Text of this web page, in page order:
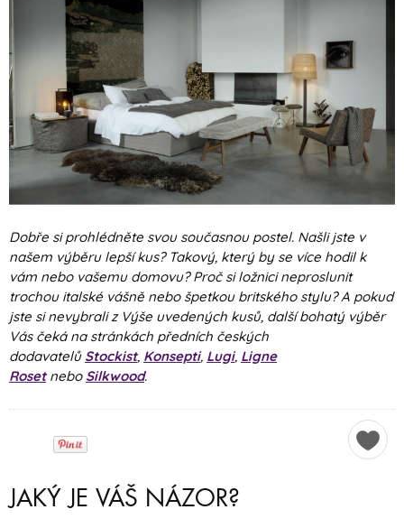
Dobře si prohlédněte svou současnou postel. Našli jste v
našem výběru lepší kus? Takový, který by se více hodil k
vám nebo vašemu domovu? Proč si ložnici neproslunit
trochou italské vášně nebo špetkou britského stylu? A pokud
jste si nevybrali z Výše uvedených kusů, další bohatý výběr
Vás čeká na stránkách předních českých
dodavatelů Stockist, Konsepti, Lugi, Ligne
Roset nebo Silkwood.
JAKÝ JE VÁŠ NÁZOR?